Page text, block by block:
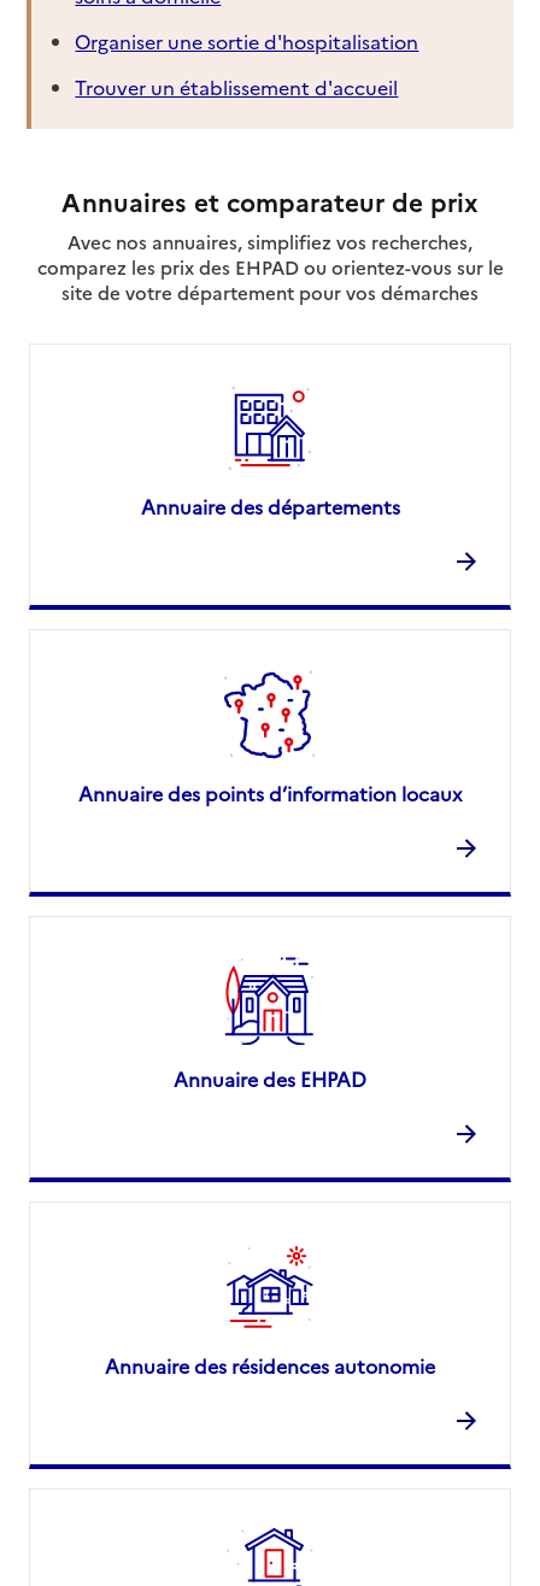
Organiser une sortie d'hospitalisation
Trouver un établissement d'accueil
Annuaires et comparateur de prix
Avec nos annuaires, simplifiez vos recherches,
comparez les prix des EHPAD ou orientez-vous sur le
site de votre département pour vos démarches
Annuaire des départements
Annuaire des points d’information locaux
Annuaire des EHPAD
Annuaire des résidences autonomie